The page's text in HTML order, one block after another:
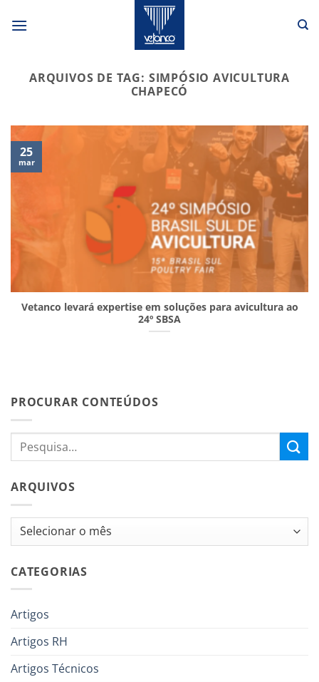
ARQUIVOS DE TAG: SIMPÓSIO AVICULTURA
CHAPECÓ
Vetanco levará expertise em soluções para avicultura ao
24º SBSA
25
mar
PROCURAR CONTEÚDOS
ARQUIVOS
Arquivos
CATEGORIAS
Artigos
Artigos RH
Artigos Técnicos